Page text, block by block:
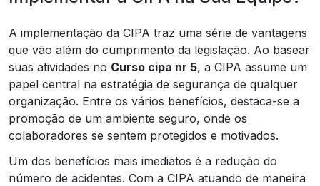
A implementação da CIPA traz uma série de vantagens
que vão além do cumprimento da legislação. Ao basear
suas atividades no Curso cipa nr 5, a CIPA assume um
papel central na estratégia de segurança de qualquer
organização. Entre os vários benefícios, destaca-se a
promoção de um ambiente seguro, onde os
colaboradores se sentem protegidos e motivados.
Um dos benefícios mais imediatos é a redução do
número de acidentes. Com a CIPA atuando de maneira